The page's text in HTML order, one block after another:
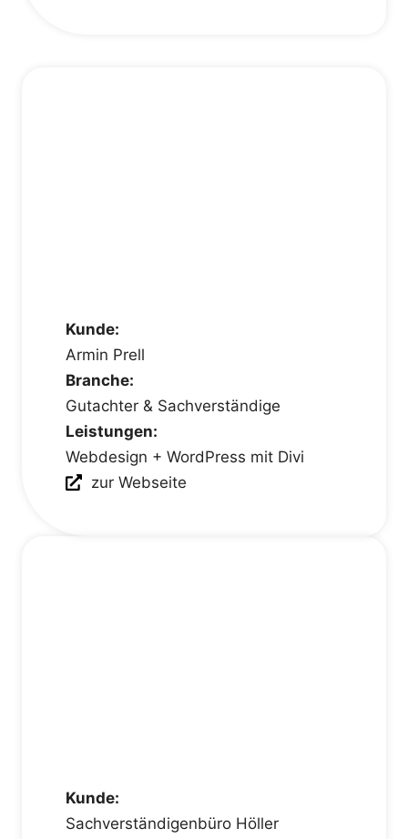
Kunde:
Armin Prell
Branche:
Gutachter & Sachverständige
Leistungen:
Webdesign + WordPress mit Divi
zur Webseite
Kunde:
Sachverständigenbüro Höller